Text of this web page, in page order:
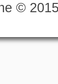
© 2015